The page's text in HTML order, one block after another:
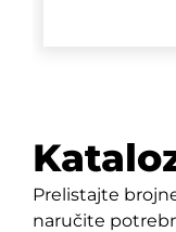
Prelistajte
naručite